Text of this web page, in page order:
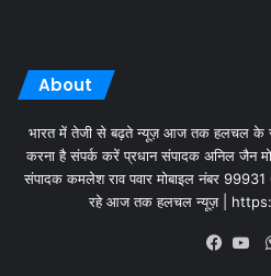
About
भारत में तेजी से बढ़ते न्यूज़ आज तक हलचल के सभी
करना है संपर्क करें प्रधान संपादक अनिल जैन
संपादक कमलेश राव पवार मोबाइल नंबर
रहे आज तक हलचल न्यूज़ |